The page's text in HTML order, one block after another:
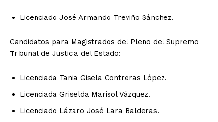
Licenciado José Armando Treviño Sánchez.
Candidatos para Magistrados del Pleno del Supremo
Tribunal de Justicia del Estado:
Licenciada Tania Gisela Contreras López.
Licenciada Griselda Marisol Vázquez.
Licenciado Lázaro José Lara Balderas.